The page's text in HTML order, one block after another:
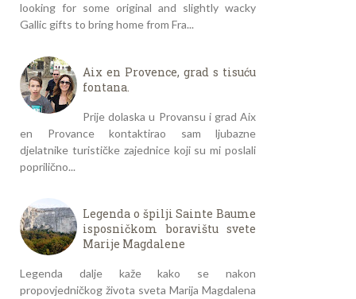
looking for some original and slightly wacky
Gallic gifts to bring home from Fra...
Aix en Provence, grad s tisuću
fontana.
Prije dolaska u Provansu i grad Aix
en Provance kontaktirao sam ljubazne
djelatnike turističke zajednice koji su mi poslali
poprilično...
Legenda o špilji Sainte Baume
isposničkom boravištu svete
Marije Magdalene
Legenda dalje kaže kako se nakon
propovjedničkog života sveta Marija Magdalena